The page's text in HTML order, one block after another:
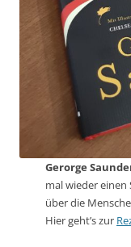
Gerorge
mal wieder einen
über die
Hier geht’s zur